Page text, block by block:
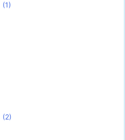
(1)
(2)